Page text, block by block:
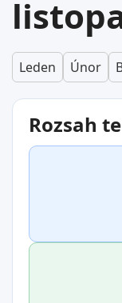
Leden Únor
Rozsah